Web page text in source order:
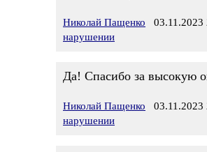
Николай Пащенко 03.11.2023
нарушении
Да! Спасибо за высокую
Николай Пащенко 03.11.2023
нарушении